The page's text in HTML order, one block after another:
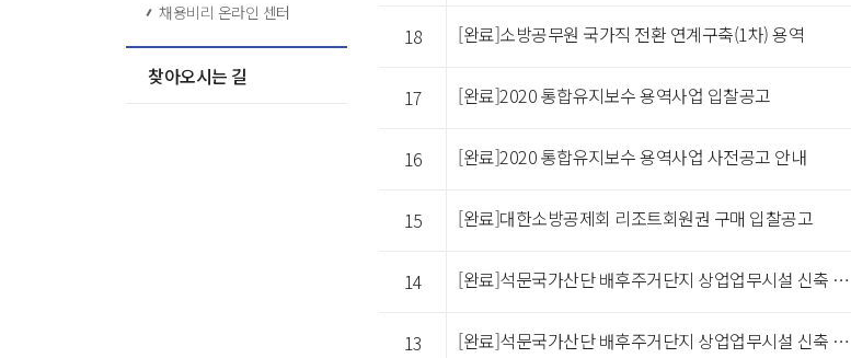
채용비리 온라인 센터
찾아오시는 길
18 [완료]소방공무원 국가직 전환 연계구축(1차) 용역
17 [완료]2020 통합유지보수 용역사업 입찰공고
16 [완료]2020 통합유지보수 용역사업 사전공고 안내
15 [완료]대한소방공제회 리조트회원권 구매 입찰공고
14 [완료]석문국가산단 배후주거단지 상업업무시설 신축 감리용역 입찰 변경 공고
13 [완료]석문국가산단 배후주거단지 상업업무시설 신축 감리용역